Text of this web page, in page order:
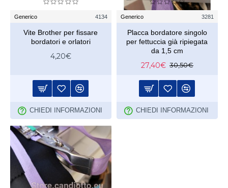
Generico 4134
Vite Brother per fissare
bordatori e orlatori
4,20€
CHIEDI INFORMAZIONI
Generico 3281
Placca bordatore singolo
per fettuccia già ripiegata
da 1,5 cm
27,40€ 30,50€
CHIEDI INFORMAZIONI